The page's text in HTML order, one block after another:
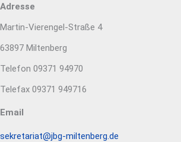
Adresse
Martin-Vierengel-Straße 4
63897 Miltenberg
Telefon 09371 94970
Telefax 09371 949716
Email
sekretariat@jbg-miltenberg.de